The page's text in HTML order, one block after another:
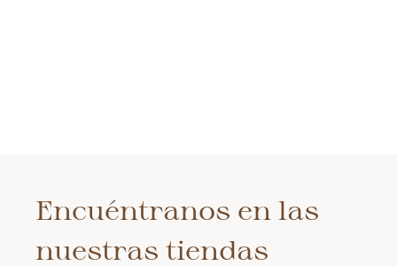
Encuéntranos en las
nuestras tiendas